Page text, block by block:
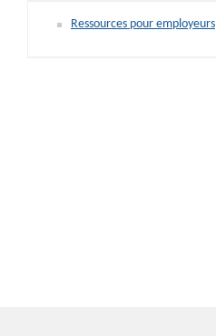
Ressources pour employeurs